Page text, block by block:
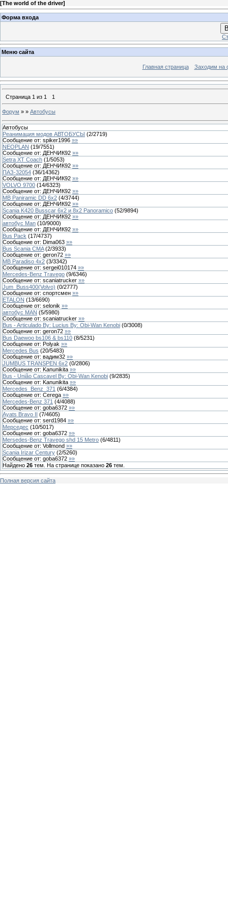
[The world of the driver]
Форма входа
Меню сайта
Главная страница Заходим на
Страница 1 из 1 1
Форум » » Автобусы
Автобусы
Реанимация модов АВТОБУСЫ (2/2719)
Сообщение от: spiker1996 »»
NEOPLAN (19/7551)
Сообщение от: ДЕНЧИК92 »»
Setra XT Coach (1/5053)
Сообщение от: ДЕНЧИК92 »»
ПАЗ-32054 (36/14362)
Сообщение от: ДЕНЧИК92 »»
VOLVO 9700 (14/6323)
Сообщение от: ДЕНЧИК92 »»
MB Paniramic DD 6x2 (4/3744)
Сообщение от: ДЕНЧИК92 »»
Scania K420 Busscar 6x2 и 8x2 Panoramico (52/9894)
Сообщение от: ДЕНЧИК92 »»
автобус Man (10/9000)
Сообщение от: ДЕНЧИК92 »»
Bus Pack (17/4737)
Сообщение от: Dima063 »»
Bus Scania CMA (2/3933)
Сообщение от: geron72 »»
MB Paradiso 4x2 (3/3342)
Сообщение от: sergei010174 »»
Mercedes-Benz Travego (9/6346)
Сообщение от: scaniatrucker »»
Jum_Buss400(Volvo) (0/2777)
Сообщение от: спортсмен »»
ETALON (13/6690)
Сообщение от: selonik »»
автобус MAN (5/5980)
Сообщение от: scaniatrucker »»
Bus - Articulado By: Lucius By: Obi-Wan Kenobi (0/3008)
Сообщение от: geron72 »»
Bus Daewoo bs106 & bs110 (8/5231)
Сообщение от: Polyak »»
Mercedes Bus (20/5483)
Сообщение от: вадим32 »»
JUMBUS TRANSPEN 6x2 (0/2806)
Сообщение от: Kanunikita »»
Bus - União Cascavel By: Obi-Wan Kenobi (9/2835)
Сообщение от: Kanunikita »»
Mercedes_Benz_371 (6/4384)
Сообщение от: Cerega »»
Mercedes-Benz 371 (4/4088)
Сообщение от: goba6372 »»
Ayats Bravo II (7/4605)
Сообщение от: serd1984 »»
Мерседес (10/5017)
Сообщение от: goba6372 »»
Mersedes-Benz Travego shd 15 Metro (6/4811)
Сообщение от: Vollmond »»
Scania Irizar Century (2/5260)
Сообщение от: goba6372 »»
Найдено 26 тем. На странице показано 26 тем.
Полная версия сайта